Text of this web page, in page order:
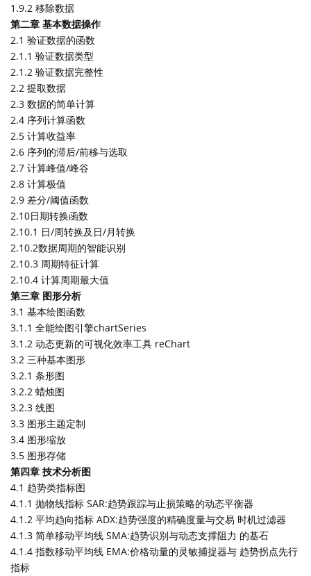
1.9.2 移除数据
第二章 基本数据操作
2.1 验证数据的函数
2.1.1 验证数据类型
2.1.2 验证数据完整性
2.2 提取数据
2.3 数据的简单计算
2.4 序列计算函数
2.5 计算收益率
2.6 序列的滞后/前移与选取
2.7 计算峰值/峰谷
2.8 计算极值
2.9 差分/阈值函数
2.10日期转换函数
2.10.1 日/周转换及日/月转换
2.10.2数据周期的智能识别
2.10.3 周期特征计算
2.10.4 计算周期最大值
第三章 图形分析
3.1 基本绘图函数
3.1.1 全能绘图引擎chartSeries
3.1.2 动态更新的可视化效率工具 reChart
3.2 三种基本图形
3.2.1 条形图
3.2.2 蜡烛图
3.2.3 线图
3.3 图形主题定制
3.4 图形缩放
3.5 图形存储
第四章 技术分析图
4.1 趋势类指标图
4.1.1 抛物线指标 SAR:趋势跟踪与止损策略的动态平衡器
4.1.2 平均趋向指标 ADX:趋势强度的精确度量与交易 时机过滤器
4.1.3 简单移动平均线 SMA:趋势识别与动态支撑阻力 的基石
4.1.4 指数移动平均线 EMA:价格动量的灵敏捕捉器与 趋势拐点先行
指标